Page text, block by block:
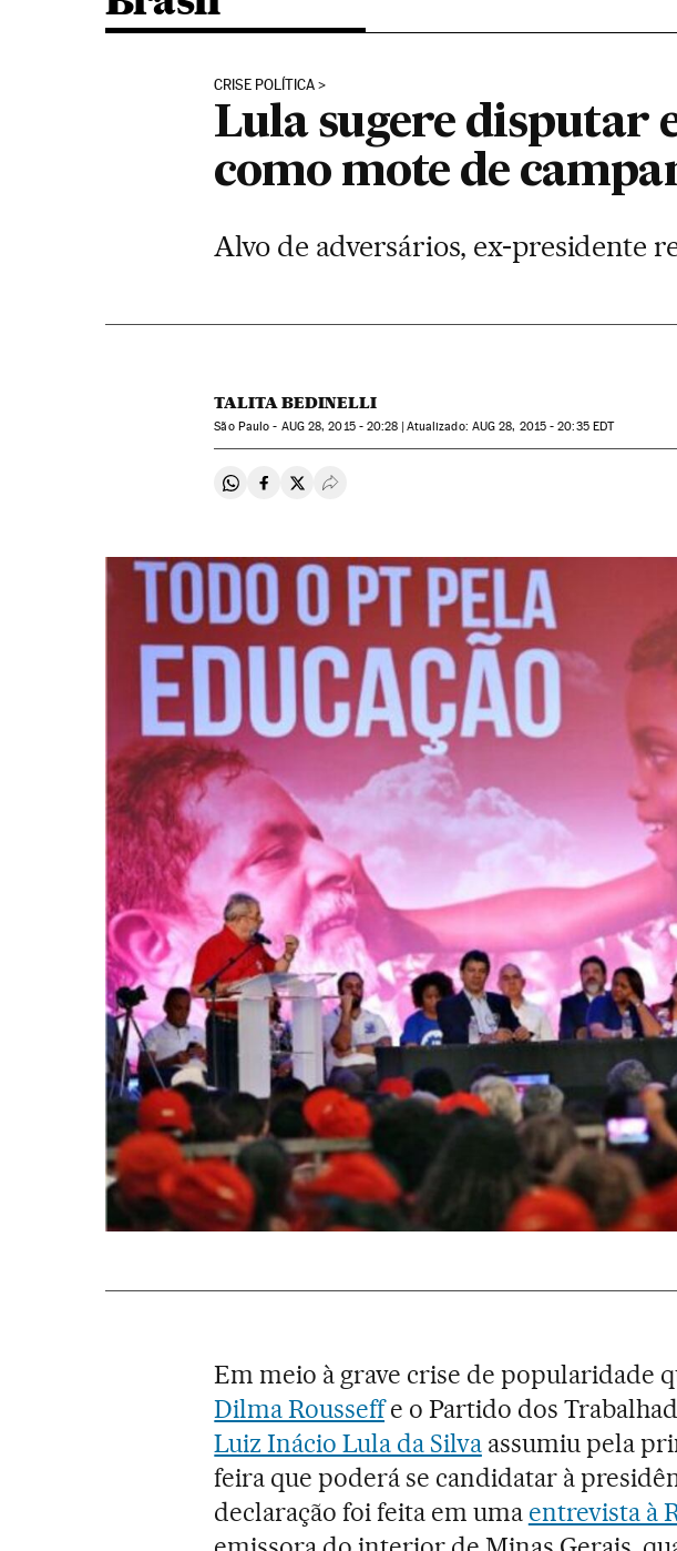
CRISE POLÍTICA
Lula sugere disputar
como mote de
Alvo de adversários, ex-presidente
TALITA BEDINELLI
São Paulo - AUG28, 2015 - 20:28 atualizado: AUG 28, 2015 - 20:35EDT
Compartir en Whatsapp
Compartir en Facebook
Compartir en Twitter
Desplegar Redes Sociales
Em meio à grave crise de popularidade
Dilma Rousseffe o Partido dos
Luiz Inácio Lula da Silvaassumiu pela
feira que poderá se candidatar à
declaração foi feita em uma entrevista à